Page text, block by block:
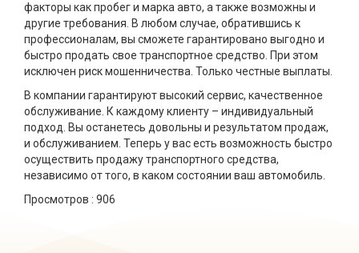
факторы как пробег и марка авто, а также возможны и
другие требования. В любом случае, обратившись к
профессионалам, вы сможете гарантировано выгодно и
быстро продать свое транспортное средство. При этом
исключен риск мошенничества. Только честные выплаты.
В компании гарантируют высокий сервис, качественное
обслуживание. К каждому клиенту – индивидуальный
подход. Вы останетесь довольны и результатом продаж,
и обслуживанием. Теперь у вас есть возможность быстро
осуществить продажу транспортного средства,
независимо от того, в каком состоянии ваш автомобиль.
Просмотров : 906